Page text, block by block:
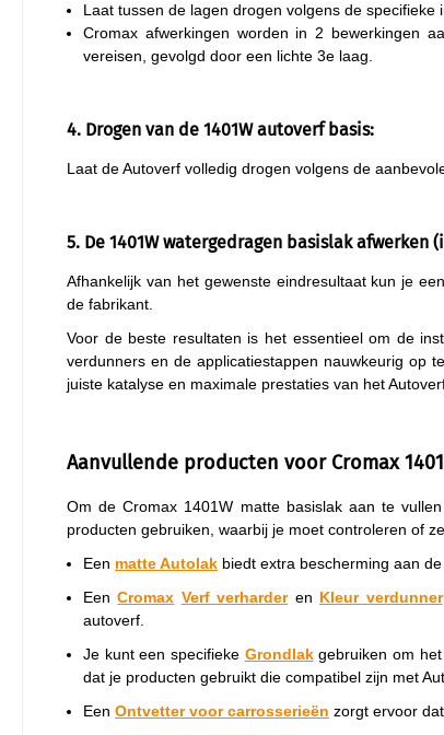
Laat tussen de lagen drogen volgens de specifieke
Cromax afwerkingen worden in 2 bewerkingen
vereisen, gevolgd door een lichte 3e laag.
4. Drogen van de 1401W autoverf basis:
Laat de Autoverf volledig drogen volgens de
5. De 1401W watergedragen basislak afwerken
Afhankelijk van het gewenste eindresultaat kun je
de fabrikant.
Voor de beste resultaten is het essentieel om de
verdunners en de applicatiestappen nauwkeurig op
juiste katalyse en maximale prestaties van het
Aanvullende producten voor Cromax
Om de Cromax 1401W matte basislak aan te
producten gebruiken, waarbij je moet controleren of
Een matte Autolak biedt extra bescherming aan
EenCromax Verf verharderen Kleur verdunner
autoverf.
Je kunt een specifieke Grondlakgebruiken om het
dat je producten gebruikt die compatibel zijn met
Een Ontvetter voor carrosserieën zorgt ervoor